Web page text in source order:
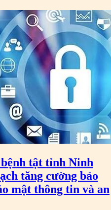
tật tỉnh Ninh
tăng cường bảo
mật thông tin và an